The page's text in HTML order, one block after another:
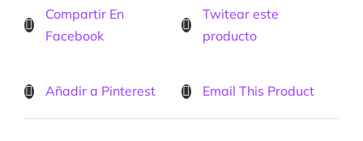
Compartir En
Facebook
Twitear este
producto
Añadir a Pinterest Email This Product